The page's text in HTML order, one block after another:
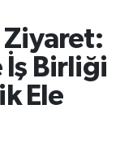
Ziyaret:
Birliği
Ele